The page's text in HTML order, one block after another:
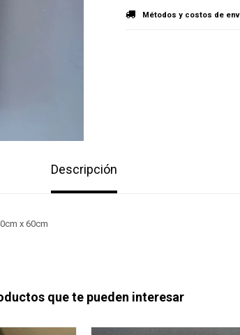
Métodos y costos de
Descripción
x 60cm
que te pueden interesar